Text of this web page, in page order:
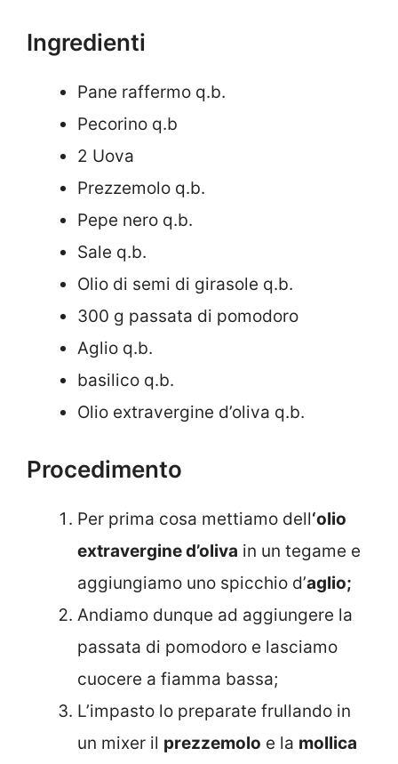
Ingredienti
Pane raffermo q.b.
Pecorino q.b
2 Uova
Prezzemolo q.b.
Pepe nero q.b.
Sale q.b.
Olio di semi di girasole q.b.
300 g passata di pomodoro
Aglio q.b.
basilico q.b.
Olio extravergine d’oliva q.b.
Procedimento
Per prima cosa mettiamo dell‘olio
extravergine d’oliva in un tegame e
aggiungiamo uno spicchio d’aglio;
Andiamo dunque ad aggiungere la
passata di pomodoro e lasciamo
cuocere a fiamma bassa;
L’impasto lo preparate frullando in
un mixer il prezzemolo e la mollica